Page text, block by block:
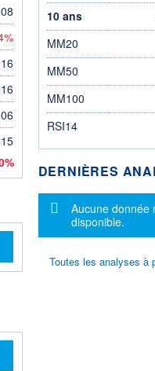
10 ans
MM20
MM50
MM100
RSI14
DERNIÈRES
Message
Aucune donnée
disponible.
Toutes les analyses à